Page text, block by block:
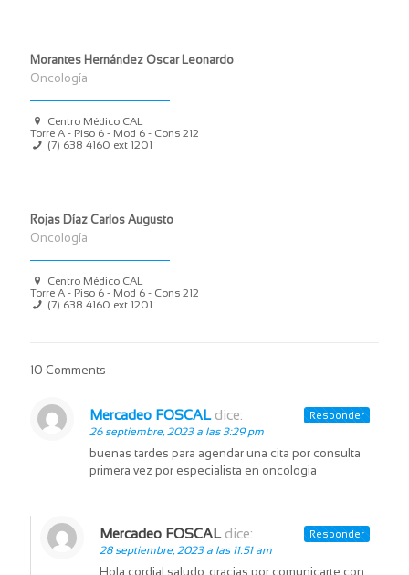
Morantes Hernández Oscar Leonardo
Oncología
Centro Médico CAL
Torre A - Piso 6 - Mod 6 - Cons 212
(7) 638 4160 ext 1201
Rojas Díaz Carlos Augusto
Oncología
Centro Médico CAL
Torre A - Piso 6 - Mod 6 - Cons 212
(7) 638 4160 ext 1201
10 Comments
Mercadeo FOSCAL dice:
26 septiembre, 2023 a las 3:29 pm
buenas tardes para agendar una cita por consulta
primera vez por especialista en oncologia
Responder
Mercadeo FOSCAL dice:
28 septiembre, 2023 a las 11:51 am
Hola cordial saludo, gracias por comunicarte con
Responder